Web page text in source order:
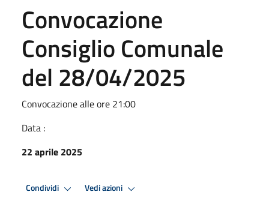
Convocazione
Consiglio Comunale
del 28/04/2025
Convocazione alle ore 21:00
Data :
22 aprile 2025
Condividi Vedi azioni